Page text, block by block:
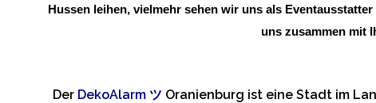
Hussen leihen, vielmehr sehen wir uns als
uns zusammen mit
Der DekoAlarm ツ Oranienburg ist eine Stadt im